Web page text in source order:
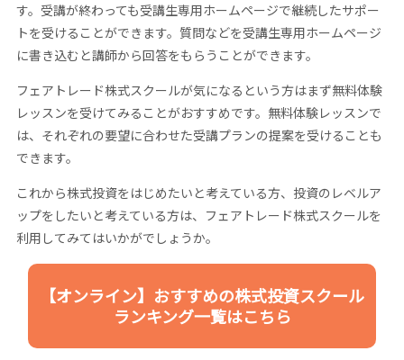
す。受講が終わっても受講生専用ホームページで継続したサポー
トを受けることができます。質問などを受講生専用ホームページ
に書き込むと講師から回答をもらうことができます。
フェアトレード株式スクールが気になるという方はまず無料体験
レッスンを受けてみることがおすすめです。無料体験レッスンで
は、それぞれの要望に合わせた受講プランの提案を受けることも
できます。
これから株式投資をはじめたいと考えている方、投資のレベルア
ップをしたいと考えている方は、フェアトレード株式スクールを
利用してみてはいかがでしょうか。
【オンライン】おすすめの株式投資スクール
ランキング一覧はこちら